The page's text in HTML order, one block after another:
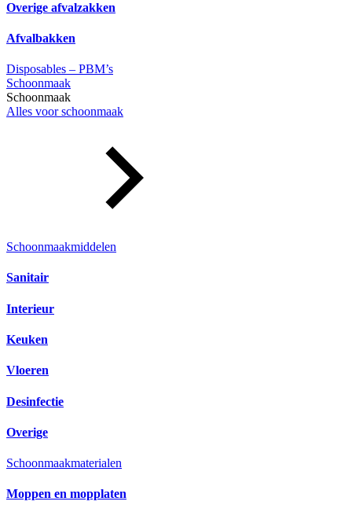
Overige afvalzakken
Afvalbakken
Disposables – PBM’s
Schoonmaak
Schoonmaak
Alles voor schoonmaak
Schoonmaakmiddelen
Sanitair
Interieur
Keuken
Vloeren
Desinfectie
Overige
Schoonmaakmaterialen
Moppen en mopplaten